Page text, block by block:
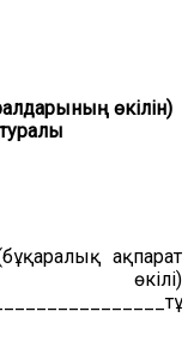
өкілін)
ақпарат
өкілі)